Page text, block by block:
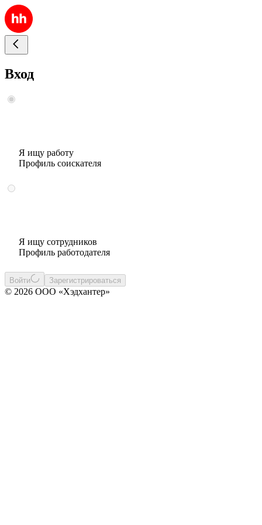
Вход
Я ищу работу
Профиль соискателя
Я ищу сотрудников
Профиль работодателя
Войти Зарегистрироваться
© 2026 ООО «Хэдхантер»